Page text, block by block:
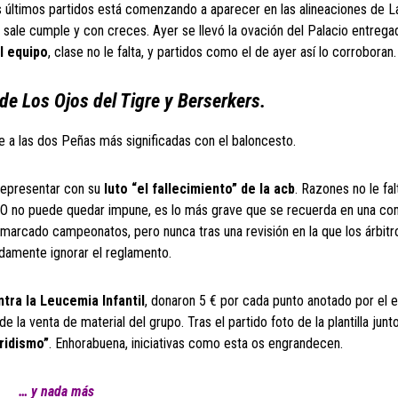
últimos partidos está comenzando a aparecer en las alineaciones de
cumple y con creces. Ayer se llevó la ovación del Palacio
equipo, clase no le falta, y partidos como el de ayer así lo corroboran.
Los Ojos del Tigre y Berserkers.
a las dos Peñas más significadas con el baloncesto.
con su luto “el fallecimiento” de la acb. Razones no le
no puede quedar impune, es lo más grave que se recuerda en una
campeonatos, pero nunca tras una revisión en la que los
ignorar el reglamento.
la Leucemia Infantil , donaron 5 € por cada punto anotado por el
la venta de material del grupo. Tras el partido foto de la plantilla
. Enhorabuena, iniciativas como esta os engrandecen.
… y nada más